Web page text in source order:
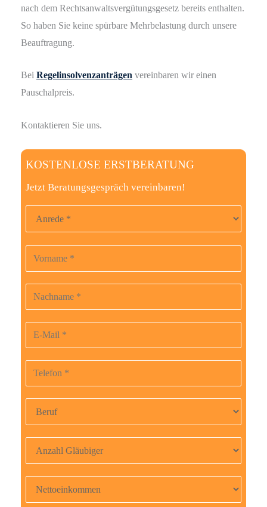
nach dem Rechtsanwaltsvergütungsgesetz bereits enthalten.
So haben Sie keine spürbare Mehrbelastung durch unsere
Beauftragung.
Bei Regelinsolvenzanträgen vereinbaren wir einen
Pauschalpreis.
Kontaktieren Sie uns.
KOSTENLOSE ERSTBERATUNG
Jetzt Beratungsgespräch vereinbaren!
Anrede
B
t
a
s
i
Vorname
Nachname
E-Mail-Adresse
Telefonnummer
Beruf
Anzahl Gläubiger
Nettoeinkommen